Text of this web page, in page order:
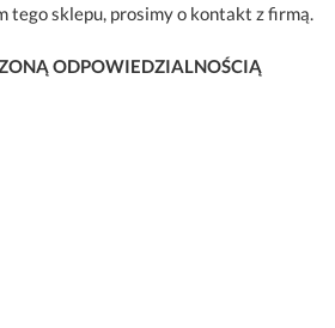
tego sklepu, prosimy o kontakt z firmą.
ODPOWIEDZIALNOŚCIĄ